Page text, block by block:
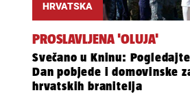
HRVATSKA
PROSLAVLJENA 'OLUJA'
Svečano u Kninu:
Dan pobjede i domovinske
hrvatskih branitelja